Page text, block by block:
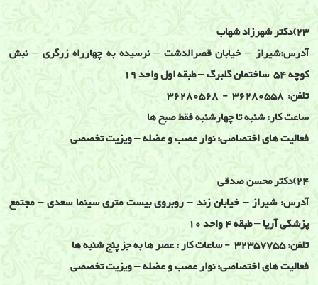
23)دکتر شهرزاد شهاب
آدرس:شیراز – خیابان قصرالدشت – نرسیده به چهارراه زرگری – نبش
کوچه 54 ساختمان گلبرگ – طبقه اول واحد 19
تلفن: 36280558 - 36280568
ساعت کار: شنبه تا چهارشنبه فقط صبح ها
فعالیت های اختصاصی: نوار عصب و عضله – ویزیت تخصصی
24)دکتر محسن صدقی
آدرس: شیراز – خیابان زند – روبروی بیست متری سینما سعدی – مجتمع
پزشکی آریا – طبقه 4 واحد 10
تلفن: 32357755 - ساعات کار : عصر ها به جز پنج شنبه ها
فعالیت های اختصاصی: نوار عصب و عضله – ویزیت تخصصی